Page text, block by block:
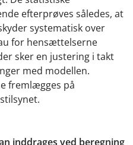
efterprøves således, at
systematisk over
for hensættelserne
sker en justering i takt
med modellen.
fremlægges på
inddrages ved beregning